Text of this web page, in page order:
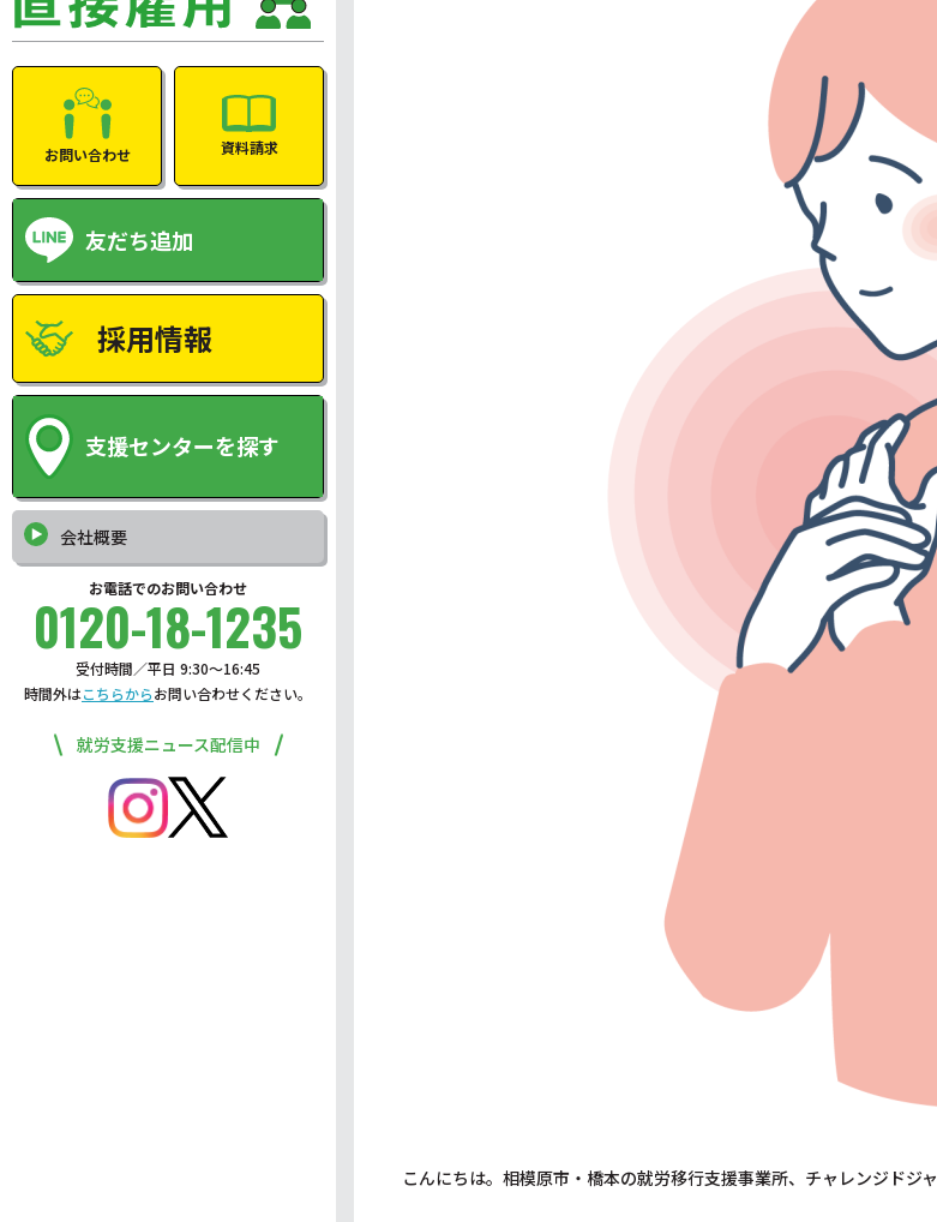
お問い合わせ 資料請求
友だち追加
採用情報
支援センターを探す
会社概要
お電話でのお問い合わせ
0120-18-1235
受付時間／平日 9:30〜16:45
時間外はこちらからお問い合わせください。
就労支援ニュース配信中
こんにちは。相模原市・橋本の就労移行支援事業所、チャレンジドジ